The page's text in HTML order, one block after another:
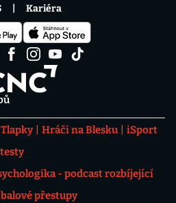
Hráči na Blesku
iSport
- podcast rozbíjející
přestupy
Kariéra